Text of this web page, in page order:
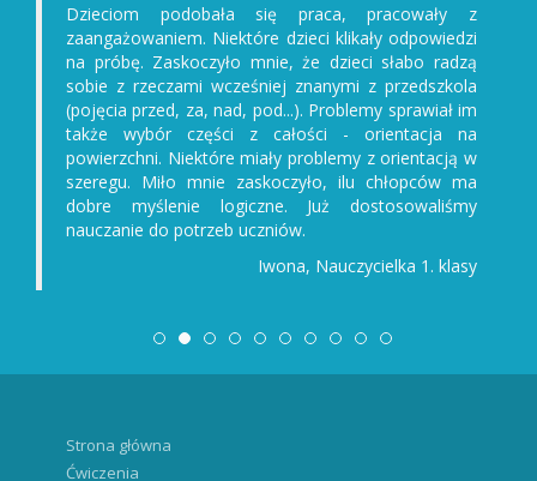
Dzieciom podobała się praca, pracowały z
zaangażowaniem. Niektóre dzieci klikały odpowiedzi
na próbę. Zaskoczyło mnie, że dzieci słabo radzą
sobie z rzeczami wcześniej znanymi z przedszkola
(pojęcia przed, za, nad, pod...). Problemy sprawiał im
także wybór części z całości - orientacja na
powierzchni. Niektóre miały problemy z orientacją w
szeregu. Miło mnie zaskoczyło, ilu chłopców ma
dobre myślenie logiczne. Już dostosowaliśmy
nauczanie do potrzeb uczniów.
Iwona, Nauczycielka 1. klasy
Strona główna
Ćwiczenia